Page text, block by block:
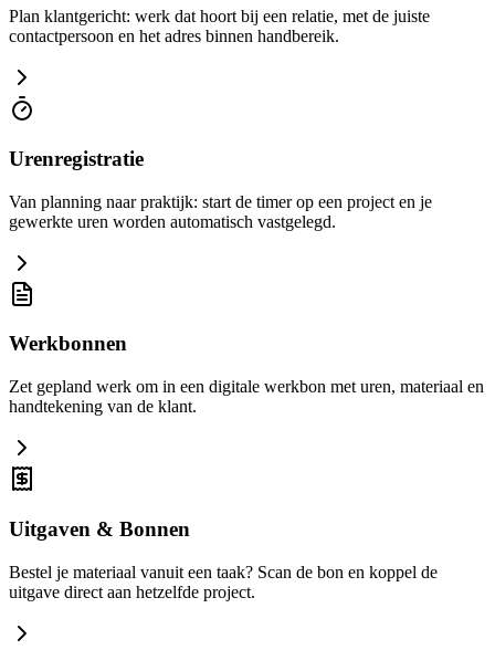
Plan klantgericht: werk dat hoort bij een relatie, met de juiste
contactpersoon en het adres binnen handbereik.
Urenregistratie
Van planning naar praktijk: start de timer op een project en je
gewerkte uren worden automatisch vastgelegd.
Werkbonnen
Zet gepland werk om in een digitale werkbon met uren, materiaal en
handtekening van de klant.
Uitgaven & Bonnen
Bestel je materiaal vanuit een taak? Scan de bon en koppel de
uitgave direct aan hetzelfde project.